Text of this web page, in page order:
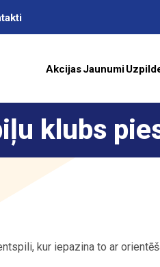
AkcijasJaunumi
klubs
kur iepazina to ar